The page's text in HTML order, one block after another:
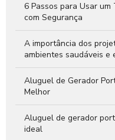
6 Passos para Usar
com Segurança
A importância dos
ambientes saudáveis e
Aluguel de Gerador
Melhor
Aluguel de gerador
ideal